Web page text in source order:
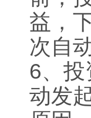
益，
次自
6、
动发